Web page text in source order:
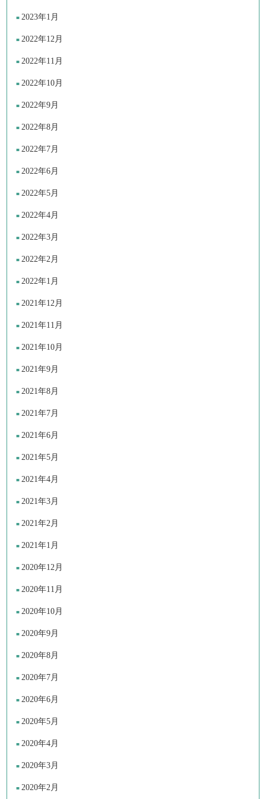
2023年1月
2022年12月
2022年11月
2022年10月
2022年9月
2022年8月
2022年7月
2022年6月
2022年5月
2022年4月
2022年3月
2022年2月
2022年1月
2021年12月
2021年11月
2021年10月
2021年9月
2021年8月
2021年7月
2021年6月
2021年5月
2021年4月
2021年3月
2021年2月
2021年1月
2020年12月
2020年11月
2020年10月
2020年9月
2020年8月
2020年7月
2020年6月
2020年5月
2020年4月
2020年3月
2020年2月